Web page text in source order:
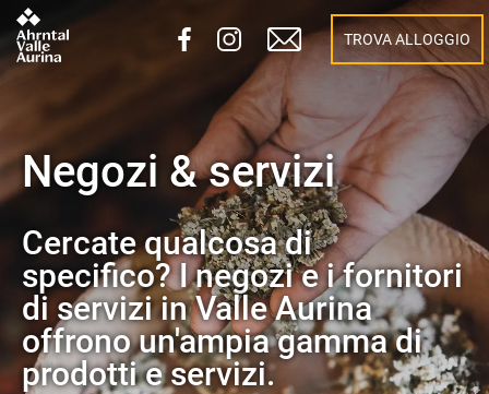
TROVA ALLOGGIO
Negozi & servizi
Cercate qualcosa di
specifico? I negozi e i fornitori
di servizi in Valle Aurina
offrono un'ampia gamma di
prodotti e servizi.